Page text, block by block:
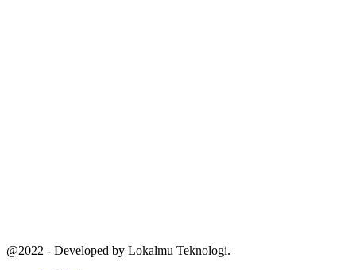
@2022 - Developed by Lokalmu Teknologi.